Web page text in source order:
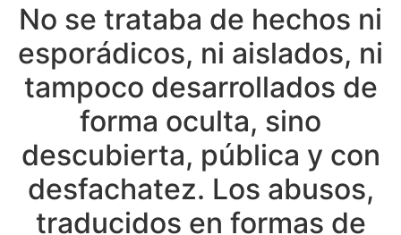
No se trataba de hechos ni
esporádicos, ni aislados, ni
tampoco desarrollados de
forma oculta, sino
descubierta, pública y con
desfachatez. Los abusos,
traducidos en formas de